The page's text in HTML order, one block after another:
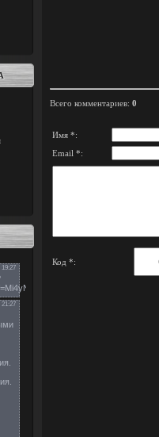
Всего комментариев: 0
Имя *:
Email *:
Код *: